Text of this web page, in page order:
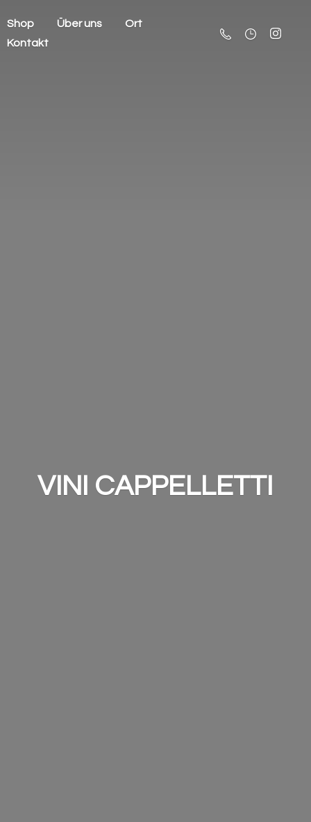
Shop Über uns
Ort
Kontakt
VINI CAPPELLETTI